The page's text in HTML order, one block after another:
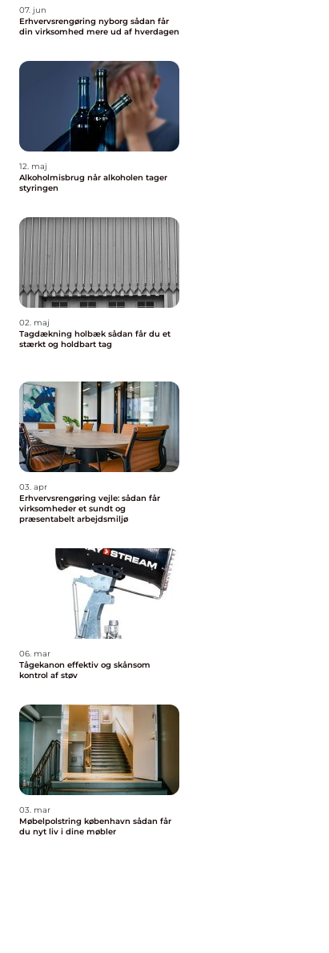
07. jun
Erhvervsrengøring nyborg sådan får
din virksomhed mere ud af hverdagen
12. maj
Alkoholmisbrug når alkoholen tager
styringen
02. maj
Tagdækning holbæk sådan får du et
stærkt og holdbart tag
03. apr
Erhvervsrengøring vejle: sådan får
virksomheder et sundt og
præsentabelt arbejdsmiljø
06. mar
Tågekanon effektiv og skånsom
kontrol af støv
03. mar
Møbelpolstring københavn sådan får
du nyt liv i dine møbler